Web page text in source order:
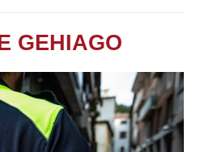
GEHIAGO